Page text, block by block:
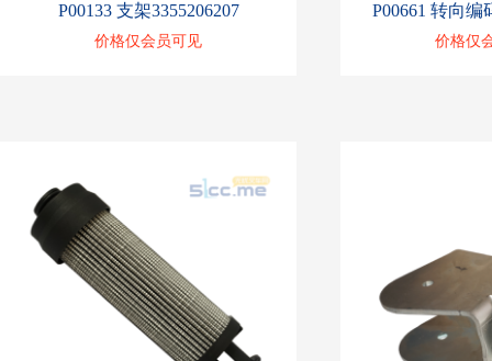
P00133 支架3355206207
价格仅会员可见
P00661 转向编
价格仅